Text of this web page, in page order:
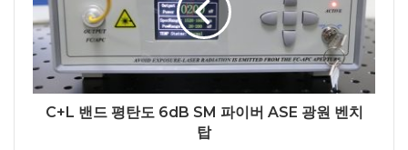
C+L 밴드 평탄도 6dB SM 파이버 ASE 광원 벤치
탑